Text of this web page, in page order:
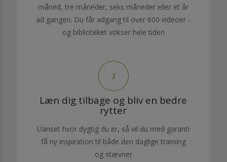
måned, tre måneder, seks måneder eller et år
ad gangen. Du får adgang til over 600 videoer -
og biblioteket vokser hele tiden
3
Læn dig tilbage og bliv en bedre
rytter
Uanset hvor dygtig du er, så vil du med garanti
få ny inspiration til både den daglige træning
og stævner